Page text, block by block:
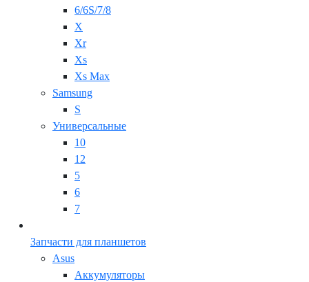
6/6S/7/8
X
Xr
Xs
Xs Max
Samsung
S
Универсальные
10
12
5
6
7
Запчасти для планшетов
Asus
Аккумуляторы